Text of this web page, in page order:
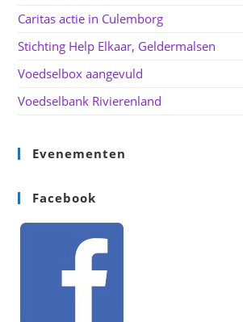
Caritas actie in Culemborg
Stichting Help Elkaar, Geldermalsen
Voedselbox aangevuld
Voedselbank Rivierenland
Evenementen
Facebook